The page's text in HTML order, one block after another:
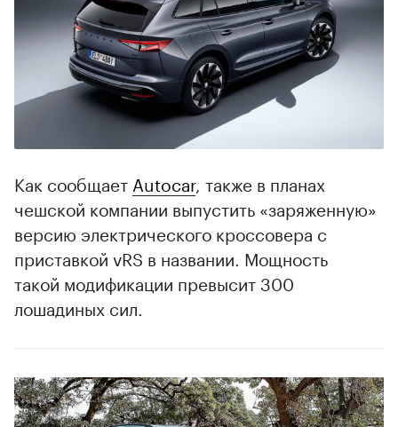
Как сообщает Autocar, также в планах
чешской компании выпустить «заряженную»
версию электрического кроссовера с
приставкой vRS в названии. Мощность
такой модификации превысит 300
лошадиных сил.